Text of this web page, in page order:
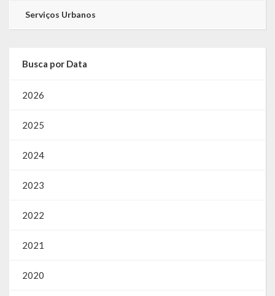
Serviços Urbanos
Busca por Data
2026
2025
2024
2023
2022
2021
2020